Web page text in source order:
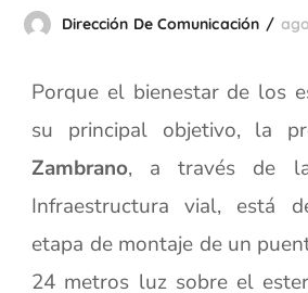
Dirección De Comunicación
Porque el bienestar de los
su principal objetivo, la
Zambrano, a través de
Infraestructura vial, está
etapa de montaje de un
24 metros luz sobre el